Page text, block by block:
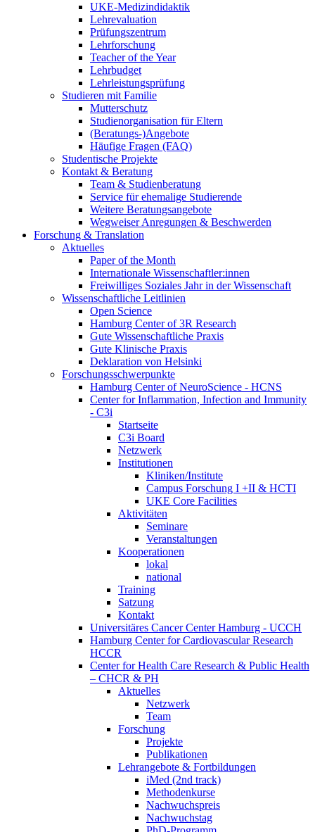
UKE-Medizindidaktik
Lehrevaluation
Prüfungszentrum
Lehrforschung
Teacher of the Year
Lehrbudget
Lehrleistungsprüfung
Studieren mit Familie
Mutterschutz
Studienorganisation für Eltern
(Beratungs-)Angebote
Häufige Fragen (FAQ)
Studentische Projekte
Kontakt & Beratung
Team & Studienberatung
Service für ehemalige Studierende
Weitere Beratungsangebote
Wegweiser Anregungen & Beschwerden
Forschung & Translation
Aktuelles
Paper of the Month
Internationale Wissenschaftler:innen
Freiwilliges Soziales Jahr in der Wissenschaft
Wissenschaftliche Leitlinien
Open Science
Hamburg Center of 3R Research
Gute Wissenschaftliche Praxis
Gute Klinische Praxis
Deklaration von Helsinki
Forschungsschwerpunkte
Hamburg Center of NeuroScience - HCNS
Center for Inflammation, Infection and Immunity
- C3i
Startseite
C3i Board
Netzwerk
Institutionen
Kliniken/Institute
Campus Forschung I +II & HCTI
UKE Core Facilities
Aktivitäten
Seminare
Veranstaltungen
Kooperationen
lokal
national
Training
Satzung
Kontakt
Universitäres Cancer Center Hamburg - UCCH
Hamburg Center for Cardiovascular Research
HCCR
Center for Health Care Research & Public Health
– CHCR & PH
Aktuelles
Netzwerk
Team
Forschung
Projekte
Publikationen
Lehrangebote & Fortbildungen
iMed (2nd track)
Methodenkurse
Nachwuchspreis
Nachwuchstag